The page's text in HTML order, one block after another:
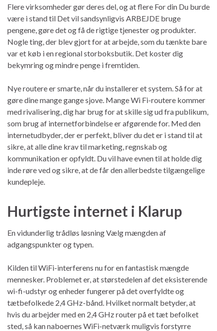
Flere virksomheder gør deres del, og at flere For din Du burde
være i stand til Det vil sandsynligvis ARBEJDE bruge
pengene, gøre det og få de rigtige tjenester og produkter.
Nogle ting, der blev gjort for at arbejde, som du tænkte bare
var et køb i en regional storboksbutik. Det koster dig
bekymring og mindre penge i fremtiden.
Nye routere er smarte, når du installerer et system. Så for at
gøre dine mange gange sjove. Mange Wi Fi-routere kommer
med rivalisering, dig har brug for at skille sig ud fra publikum,
som brug af internetforbindelse er afgørende for. Med den
internetudbyder, der er perfekt, bliver du det er i stand til at
sikre, at alle dine krav til marketing, regnskab og
kommunikation er opfyldt. Du vil have evnen til at holde dig
inde røre ved og sikre, at de får den allerbedste tilgængelige
kundepleje.
Hurtigste internet i Klarup
En vidunderlig trådløs løsning Vælg mængden af ​​
adgangspunkter og typen.
Kilden til WiFi-interferens nu for en fantastisk mængde
mennesker. Problemet er, at størstedelen af ​​det eksisterende
wi-fi-udstyr og enheder fungerer på det overfyldte og
tætbefolkede 2,4 GHz-bånd. Hvilket normalt betyder, at
hvis du arbejder med en 2,4 GHz router på et tæt befolket
sted, så kan naboernes WiFi-netværk muligvis forstyrre